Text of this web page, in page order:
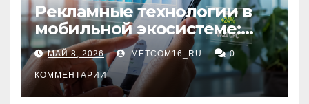
Рекламные технологии в
мобильной экосистеме:
ключевые сервисы и
принципы работы
МАЙ 8, 2026 METCOM16_RU 0
КОММЕНТАРИИ